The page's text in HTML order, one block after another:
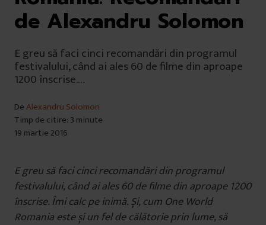
de Alexandru Solomon
E greu să faci cinci recomandări din programul
festivalului, când ai ales 60 de filme din aproape
1200 înscrise.…
DeAlexandru Solomon
Timp de citire: 3 minute
19 martie 2016
E greu să faci cinci recomandări din programul
festivalului, când ai ales 60 de filme din aproape 1200
înscrise. Îmi calc pe inimă. Și, cum One World
Romania este și un fel de călătorie prin lume, să